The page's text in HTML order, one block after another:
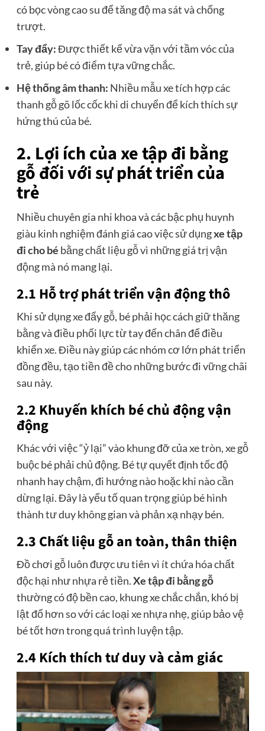
có bọc vòng cao su để tăng độ ma sát và chống
trượt.
Tay đẩy:Được thiết kế vừa vặn với tầm vóc của
trẻ, giúp bé có điểm tựa vững chắc.
Hệ thống âm thanh: Nhiều mẫu xe tích hợp các
thanh gỗ gõ lốc cốc khi di chuyển để kích thích sự
hứng thú của bé.
2. Lợi ích của xe tập đi bằng
gỗ đối với sự phát triển của
trẻ
Nhiều chuyên gia nhi khoa và các bậc phụ huynh
giàu kinh nghiệm đánh giá cao việc sử dụngxe tập
đi cho bé bằng chất liệu gỗ vì những giá trị vận
động mà nó mang lại.
2.1 Hỗ trợ phát triển vận động thô
Khi sử dụng xe đẩy gỗ, bé phải học cách giữ thăng
bằng và điều phối lực từ tay đến chân để điều
khiển xe. Điều này giúp các nhóm cơ lớn phát triển
đồng đều, tạo tiền đề cho những bước đi vững chãi
sau này.
2.2 Khuyến khích bé chủ động vận
động
Khác với việc “ỷ lại” vào khung đỡ của xe tròn, xe gỗ
buộc bé phải chủ động. Bé tự quyết định tốc độ
nhanh hay chậm, đi hướng nào hoặc khi nào cần
dừng lại. Đây là yếu tố quan trọng giúp bé hình
thành tư duy không gian và phản xạ nhạy bén.
2.3 Chất liệu gỗ an toàn, thân thiện
Đồ chơi gỗ luôn được ưu tiên vì ít chứa hóa chất
độc hại như nhựa rẻ tiền.Xe tập đi bằng gỗ
thường có độ bền cao, khung xe chắc chắn, khó bị
lật đổ hơn so với các loại xe nhựa nhẹ, giúp bảo vệ
bé tốt hơn trong quá trình luyện tập.
2.4 Kích thích tư duy và cảm giác